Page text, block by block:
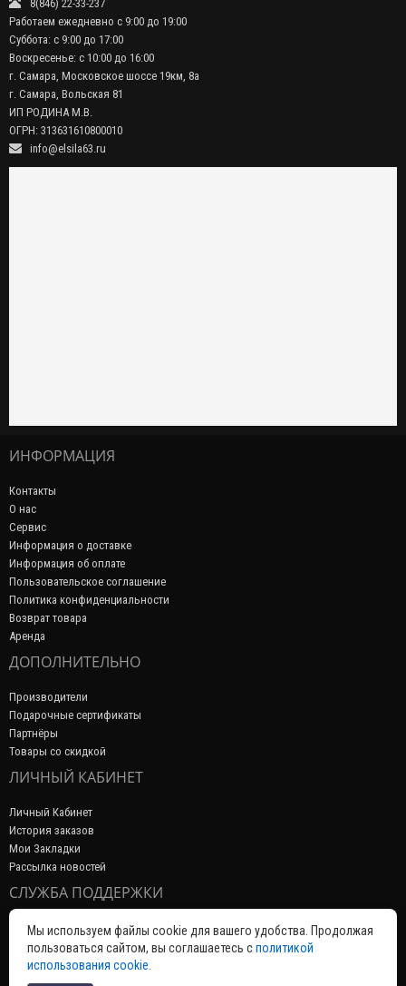
8(846) 22-33-237
Работаем ежедневно с 9:00 до 19:00
Суббота: с 9:00 до 17:00
Воскресенье: с 10:00 до 16:00
г. Самара, Московское шоссе 19км, 8а
г. Самара, Вольская 81
ИП РОДИНА М.В.
ОГРН: 313631610800010
info@elsila63.ru
ИНФОРМАЦИЯ
Контакты
О нас
Сервис
Информация о доставке
Информация об оплате
Пользовательское соглашение
Политика конфиденциальности
Возврат товара
Аренда
ДОПОЛНИТЕЛЬНО
Производители
Подарочные сертификаты
Партнёры
Товары со скидкой
ЛИЧНЫЙ КАБИНЕТ
Личный Кабинет
История заказов
Мои Закладки
Рассылка новостей
СЛУЖБА ПОДДЕРЖКИ
Связаться с нами
Возврат товара
Карта сайта
Мы используем файлы cookie для вашего удобства. Продолжая
пользоваться сайтом, вы соглашаетесь сполитикой
использования cookie